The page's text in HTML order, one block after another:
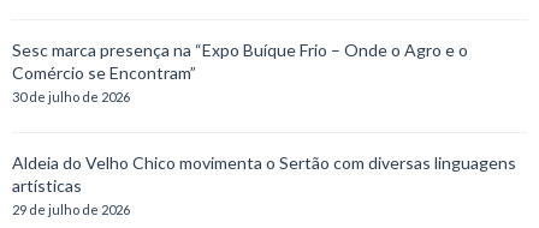
Sesc marca presença na “Expo Buíque Frio – Onde o Agro e o
Comércio se Encontram”
30 de julho de 2026
Aldeia do Velho Chico movimenta o Sertão com diversas linguagens
artísticas
29 de julho de 2026